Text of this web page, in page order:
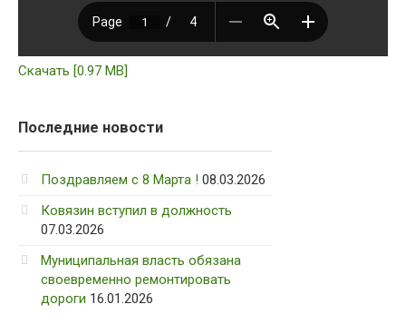
Скачать [0.97 MB]
Последние новости
Поздравляем с 8 Марта ! 08.03.2026
Ковязин вступил в должность
07.03.2026
Муниципальная власть обязана
своевременно ремонтировать
дороги 16.01.2026